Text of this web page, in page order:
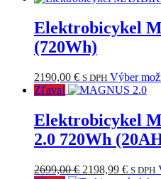
Elektrobicykel
(720Wh)
2190,00 € S DPH Výber
Zľava!
Elektrobicykel
2.0 720Wh
2699,00€ Pôvodná
2198,99 € S DPH